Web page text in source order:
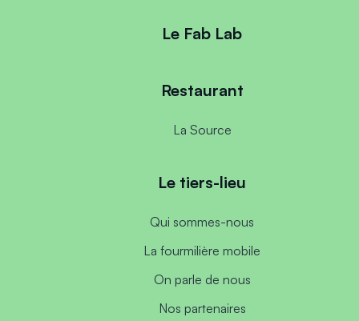
Le Fab Lab
Restaurant
La Source
Le tiers-lieu
Qui sommes-nous
La fourmilière mobile
On parle de nous
Nos partenaires